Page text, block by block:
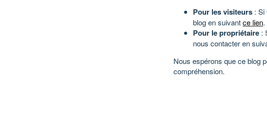
Pour les visiteurs : Si
blog en suivantce lien.
Pour le propriétaire :
nous contacter en
Nous espérons que ce blog
compréhension.